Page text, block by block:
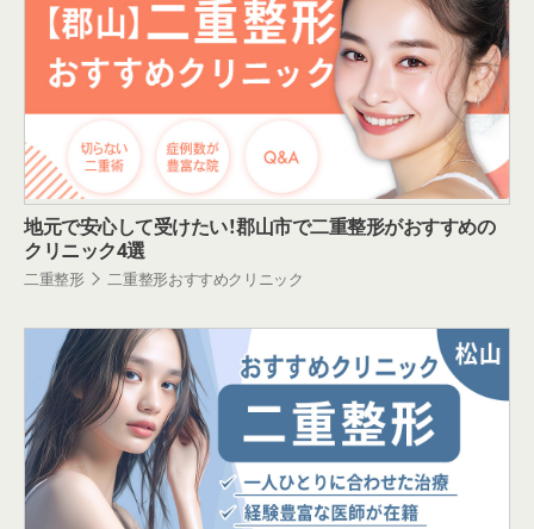
地元で安心して受けたい！郡山市で二重整形がおすすめの
クリニック4選
二重整形 二重整形おすすめクリニック